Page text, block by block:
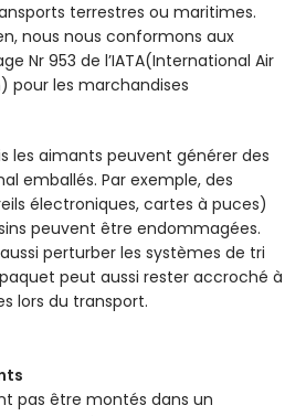
terrestres ou maritimes.
nous nous conformons aux
Nr 953 de l’IATA(International Air
pour les marchandises
les aimants peuvent générer des
emballés. Par exemple, des
électroniques, cartes à puces)
peuvent être endommagées.
perturber les systèmes de tri
peut aussi rester accroché à
lors du transport.
pas être montés dans un